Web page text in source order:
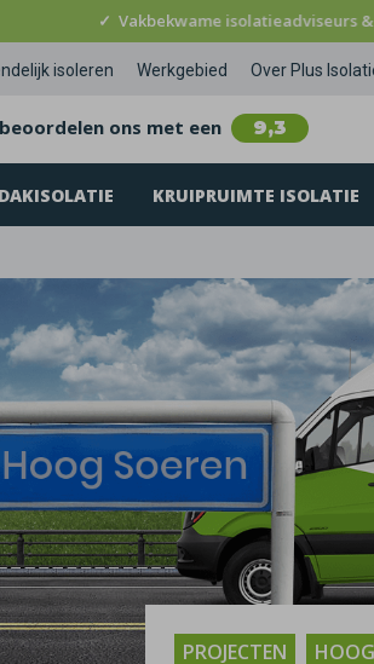
✓ Vakbekwame isolatieadviseurs
isoleren Werkgebied Over Plus
ons met een 9,3
DAKISOLATIE KRUIPRUIMTE ISOLATIE
PROJECTEN